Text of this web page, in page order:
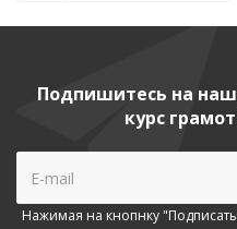
Подпишитесь на
курс
Нажимая на кнопнку